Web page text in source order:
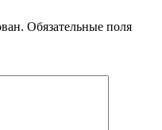
Обязательные поля